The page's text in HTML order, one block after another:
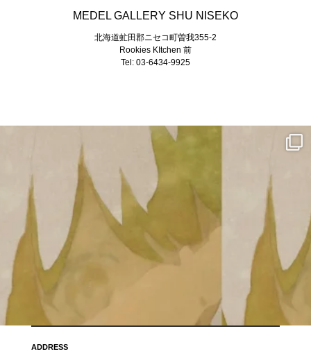
MEDEL GALLERY SHU NISEKO
北海道虻田郡ニセコ町曽我355-2
Rookies KItchen 前
Tel: 03-6434-9925
ADDRESS